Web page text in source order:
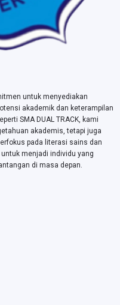
untuk menyediakan
akademik dan keterampilan
SMA DUAL TRACK, kami
akademis, tetapi juga
pada literasi sains dan
menjadi individu yang
di masa depan.